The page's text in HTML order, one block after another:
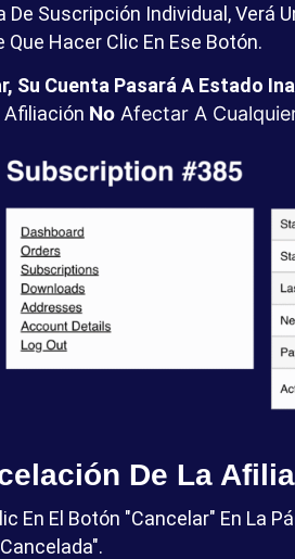
De Suscripción Individual, Verá
Hacer Clic En Ese Botón.
Su Cuenta Pasará A Estado
Afiliación No Afectar A
De La
En El Botón "Cancelar" En La